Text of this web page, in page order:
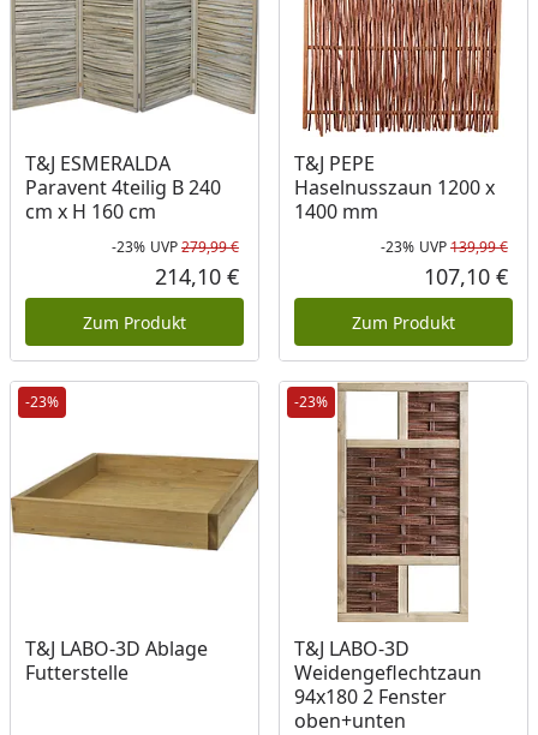
T&J ESMERALDA
Paravent 4teilig B 240
cm x H 160 cm
Rabatt in Prozent
-23%
Ursprünglicher Preis
UVP279,99 €
Aktueller Preis
214,10 €
Zum Produkt
T&J PEPE
Haselnusszaun 1200 x
1400 mm
-23% UVP139,99 €
107,10 €
Zum Produkt
-23%
T&J LABO-3D Ablage
Futterstelle
-23%
T&J LABO-3D
Weidengeflechtzaun
94x180 2 Fenster
oben+unten